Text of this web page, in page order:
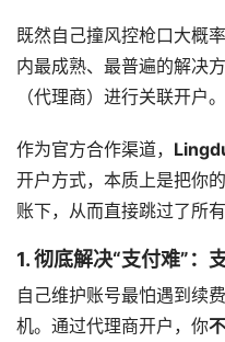
既然自己撞风控枪口大概
内最成熟、最普遍的解决
（代理商）进行关联开户。
作为官方合作渠道，
开户方式，本质上是把你
账下，从而直接跳过了所
1. 彻底解决“支付难”：
自己维护账号最怕遇到续
机。通过代理商开户，你